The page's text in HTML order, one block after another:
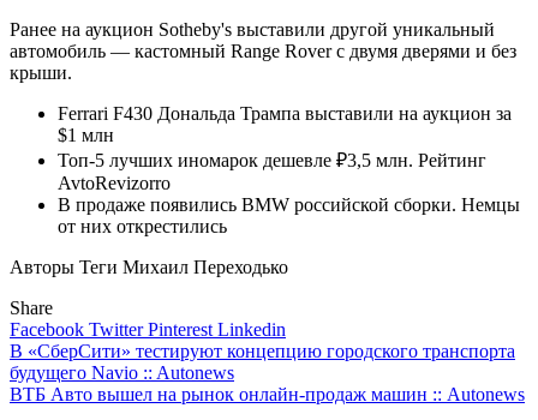
Ранее на аукцион Sotheby's выставили другой уникальный
автомобиль — кастомный Range Rover с двумя дверями и без
крыши.
Ferrari F430 Дональда Трампа выставили на аукцион за
$1 млн
Топ-5 лучших иномарок дешевле ₽3,5 млн. Рейтинг
AvtoRevizorro
В продаже появились BMW российской сборки. Немцы
от них открестились
Авторы Теги Михаил Переходько
Share
Facebook TwitterPinterest Linkedin
Навигация
по
В «СберСити» тестируют концепцию городского транспорта
будущего Navio :: Autonews
ВТБ Авто вышел на рынок онлайн-продаж машин :: Autonews